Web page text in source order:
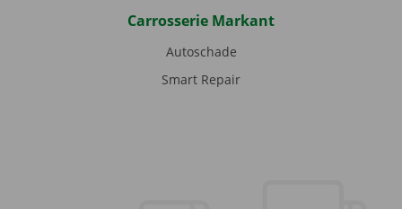
Carrosserie Markant
Autoschade
Smart Repair